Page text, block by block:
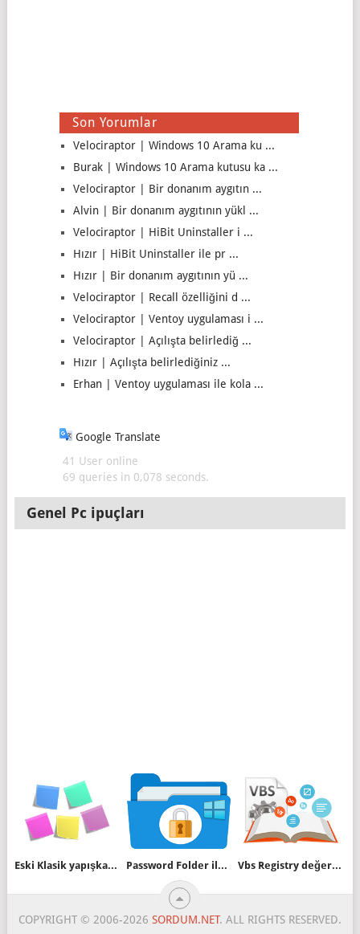
Son Yorumlar
Velociraptor | Windows 10 Arama ku ...
Burak | Windows 10 Arama kutusu ka ...
Velociraptor | Bir donanım aygıtın ...
Alvin | Bir donanım aygıtının yükl ...
Velociraptor | HiBit Uninstaller i ...
Hızır | HiBit Uninstaller ile pr ...
Hızır | Bir donanım aygıtının yü ...
Velociraptor | Recall özelliğini d ...
Velociraptor | Ventoy uygulaması i ...
Velociraptor | Açılışta belirlediğ ...
Hızır | Açılışta belirlediğiniz ...
Erhan | Ventoy uygulaması ile kola ...
Google Translate
41 User online
69 queries in 0,078 seconds.
Genel Pc ipuçları
Eski Klasik yapışkan not uygulamasına geri dönelim Password Folder ile Klasörlerinizi şifreyle koruyun Vbs Registry değerini düzgün okumuyor
COPYRIGHT © 2006-2026 SORDUM.NET. ALL RIGHTS RESERVED.